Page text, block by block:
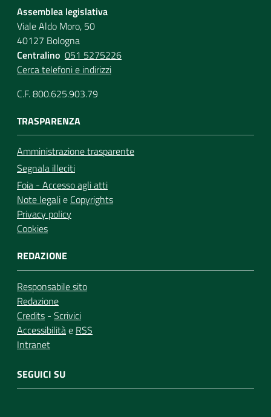
Assemblea legislativa
Viale Aldo Moro, 50
40127 Bologna
Centralino 051 5275226
Cerca telefoni e indirizzi
C.F. 800.625.903.79
TRASPARENZA
Amministrazione trasparente
Segnala illeciti
Foia - Accesso agli atti
Note legalie Copyrights
Privacy policy
Cookies
REDAZIONE
Responsabile sito
Redazione
Credits - Scrivici
Accessibilitàe RSS
Intranet
SEGUICI SU